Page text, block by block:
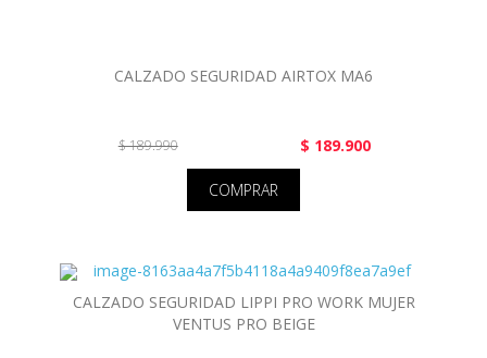
CALZADO SEGURIDAD AIRTOX MA6
$ 189.990 $ 189.900
COMPRAR
CALZADO SEGURIDAD LIPPI PRO WORK MUJER
VENTUS PRO BEIGE